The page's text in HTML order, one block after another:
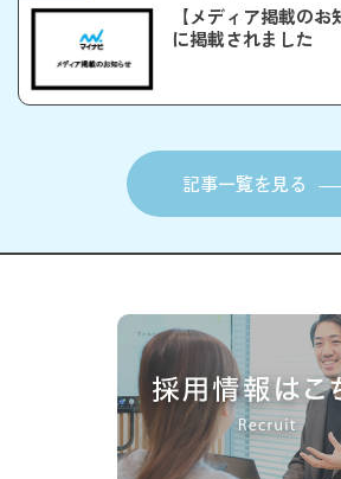
【メディア掲載の
に掲載されました
記事一覧を見る